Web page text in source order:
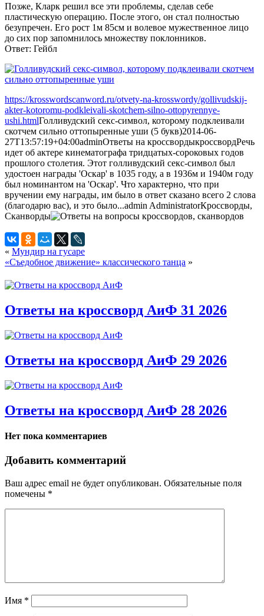
Позже, Кларк решил все эти проблемы, сделав себе
пластическую операцию. После этого, он стал полностью
безупречен. Его рост 1м 85см и волевое мужественное лицо
до сих пор запомнилось множеству поклонников.
Ответ: Гейбл
https://krosswordscanword.ru/otvety-na-krosswordy/gollivudskij-
akter-kotoromu-podkleivali-skotchem-silno-ottopyrennye-
ushi.htmlГолливудский секс-символ, которому подклеивали
скотчем сильно оттопыренные уши (5 букв)2014-06-
27T13:57:19+04:00adminОтветы на кроссвордыкроссвордРечь
идет об актере кинематографа тридцатых-сороковых годов
прошлого столетия. Этот голливудский секс-символ был
удостоен награды 'Оскар' в 1035 году, а в 1936м и 1940м году
был номинантом на 'Оскар'. Что характерно, что при
вручении ему награды, им было в ответ сказано всего 2 слова
(благодарю вас), и это было...admin AdministratorКроссворды,
Сканворды
« Мундир на гусаре
«Съедобное движение» классического танца »
Ответы на кроссворд АиФ 31 2026
Ответы на кроссворд АиФ 29 2026
Ответы на кроссворд АиФ 28 2026
Нет пока комментариев
Добавить комментарий
Ваш адрес email не будет опубликован. Обязательные поля
помечены *
Имя *